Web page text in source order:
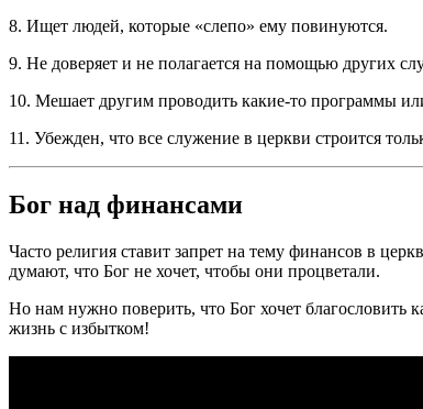
8. Ищет людей, которые «слепо» ему повинуются.
9. Не доверяет и не полагается на помощью других
10. Мешает другим проводить какие-то программы
11. Убежден, что все служение в церкви строится
Бог над финансами
Часто религия ставит запрет на тему финансов в
думают, что Бог не хочет, чтобы они процветали.
Но нам нужно поверить, что Бог хочет
жизнь с избытком!